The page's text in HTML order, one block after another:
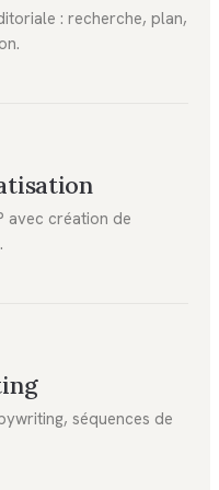
: recherche, plan,
avec création de
séquences de